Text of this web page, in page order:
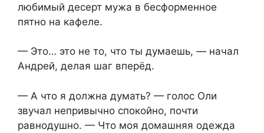
любимый десерт мужа в бесформенное
пятно на кафеле.
— Это… это не то, что ты думаешь, — начал
Андрей, делая шаг вперёд.
— А что я должна думать? — голос Оли
звучал непривычно спокойно, почти
равнодушно. — Что моя домашняя одежда